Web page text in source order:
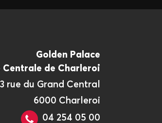
Golden Palace
Centrale de Charleroi
rue du Grand Central
6000 Charleroi
04 254 05 00